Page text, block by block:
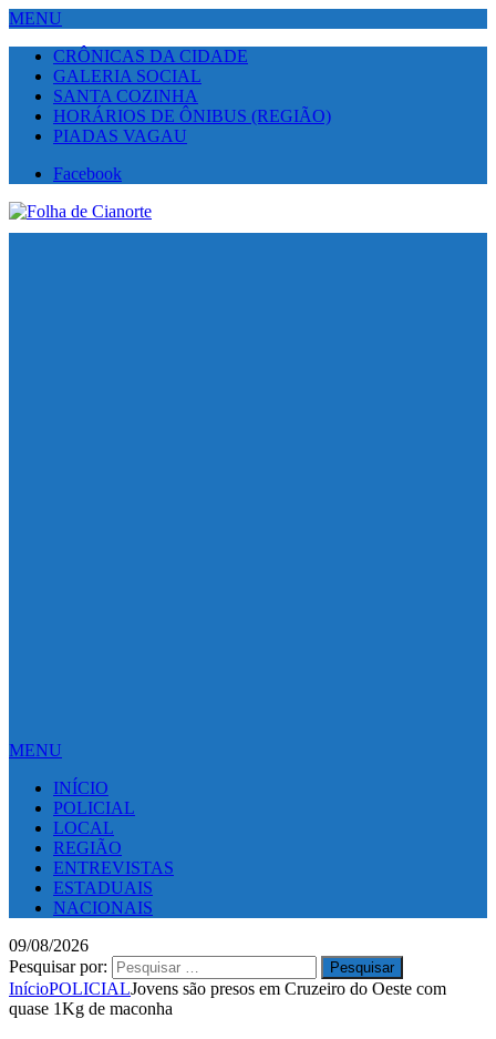
MENU
CRÔNICAS DA CIDADE
GALERIA SOCIAL
SANTA COZINHA
HORÁRIOS DE ÔNIBUS (REGIÃO)
PIADAS VAGAU
Facebook
MENU
INÍCIO
POLICIAL
LOCAL
REGIÃO
ENTREVISTAS
ESTADUAIS
NACIONAIS
09/08/2026
Pesquisar por:
InícioPOLICIALJovens são presos em Cruzeiro do Oeste com
quase 1Kg de maconha